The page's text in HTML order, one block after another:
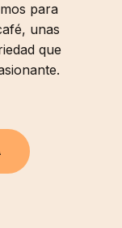
para
unas
que